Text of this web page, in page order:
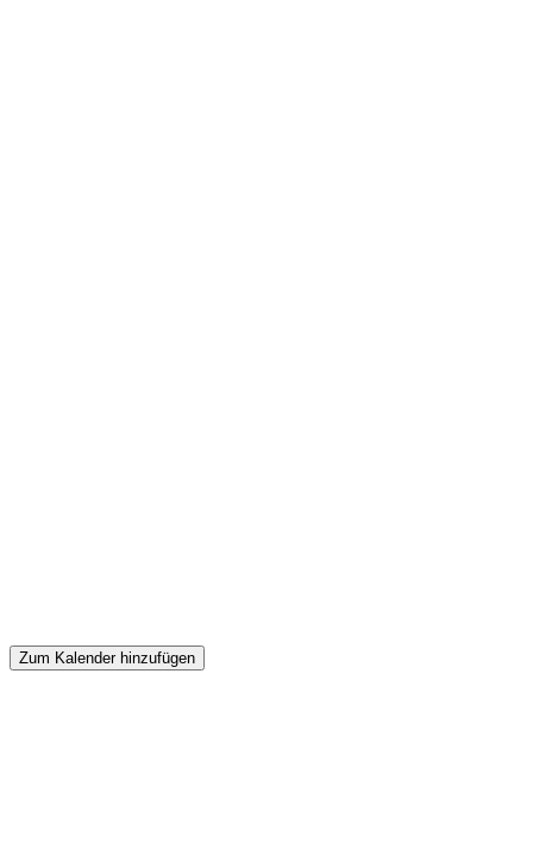
Zum Kalender hinzufügen